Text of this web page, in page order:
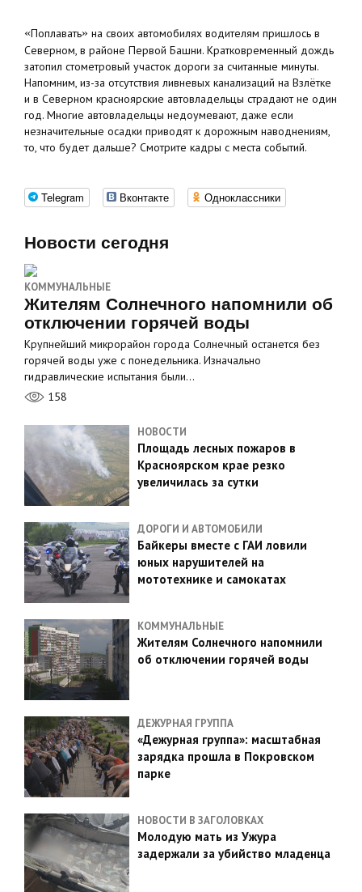
«Поплавать» на своих автомобилях водителям пришлось в
Северном, в районе Первой Башни. Кратковременный дождь
затопил стометровый участок дороги за считанные минуты.
Напомним, из-за отсутствия ливневых канализаций на Взлётке
и в Северном красноярские автовладельцы страдают не один
год. Многие автовладельцы недоумевают, даже если
незначительные осадки приводят к дорожным наводнениям,
то, что будет дальше? Смотрите кадры с места событий.
Telegram Вконтакте Одноклассники
Новости сегодня
КОММУНАЛЬНЫЕ
Жителям Солнечного напомнили об
отключении горячей воды
Крупнейший микрорайон города Солнечный останется без
горячей воды уже с понедельника. Изначально
гидравлические испытания были…
158
НОВОСТИ
Площадь лесных пожаров в
Красноярском крае резко
увеличилась за сутки
ДОРОГИ И АВТОМОБИЛИ
Байкеры вместе с ГАИ ловили
юных нарушителей на
мототехнике и самокатах
КОММУНАЛЬНЫЕ
Жителям Солнечного напомнили
об отключении горячей воды
ДЕЖУРНАЯ ГРУППА
«Дежурная группа»: масштабная
зарядка прошла в Покровском
парке
НОВОСТИ В ЗАГОЛОВКАХ
Молодую мать из Ужура
задержали за убийство младенца